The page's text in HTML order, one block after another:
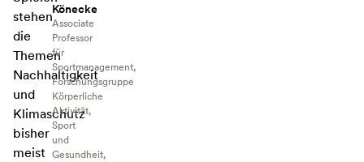
stehen
die
Themen
Nachhaltigkeit
und
Klimaschutz
bisher
meist
Könecke
Associate
Professor
für
Sportmanagement,
Forschungsgruppe
Körperliche
Aktivität,
Sport
und
Gesundheit,